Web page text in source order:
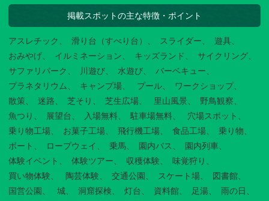
掲載スポットの主な特徴・ポイント
アスレチック 滑り台（すべり台） スライダー
遊具
おみやげ
イルミネーション キッズランド
サイクリング
サファリパーク
川遊び 水遊び
バーベキュー
プラネタリウム
キャンプ場 プール
ワークショップ
散策
迷路 芝そり 芝生広場 里山風景
野鳥観察
魚つり
展望台 入場無料 駐車場無料
穴場スポット
乗り物工場
お菓子工場 飛行機工場 食品工場
乗り物
ボート
ロープウェイ 乗馬 園内バス
園内列車
体験イベント
体験ツアー 収穫体験
味覚狩り
買い物体験
陶芸体験 交通公園 スケート場
図書館
国営公園
城 洞窟探検 灯台 資料館 足湯 雨の日